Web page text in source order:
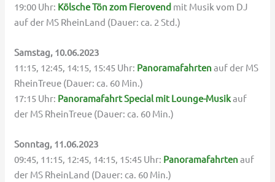
19:00 Uhr: Kölsche Tön zom Fierovend mit Musik vom DJ
auf der MS RheinLand (Dauer: ca. 2 Std.)
Samstag, 10.06.2023
11:15, 12:45, 14:15, 15:45 Uhr: Panoramafahrtenauf der MS
RheinTreue (Dauer: ca. 60 Min.)
17:15 Uhr: Panoramafahrt Special mit Lounge-Musikauf
der MS RheinTreue (Dauer: ca. 60 Min.)
Sonntag, 11.06.2023
09:45, 11:15, 12:45, 14:15, 15:45 Uhr: Panoramafahrtenauf
der MS RheinLand (Dauer: ca. 60 Min.)